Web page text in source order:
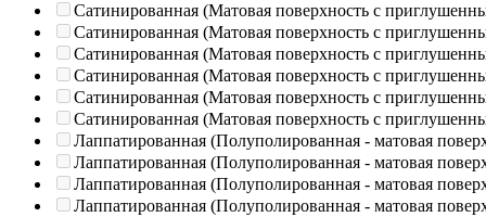
Сатинированная (Матовая поверхность с
Сатинированная (Матовая поверхность с
Сатинированная (Матовая поверхность с
Сатинированная (Матовая поверхность с
Сатинированная (Матовая поверхность с
Сатинированная (Матовая поверхность с
Лаппатированная (Полуполированная - матовая
Лаппатированная (Полуполированная - матовая
Лаппатированная (Полуполированная - матовая
Лаппатированная (Полуполированная - матовая